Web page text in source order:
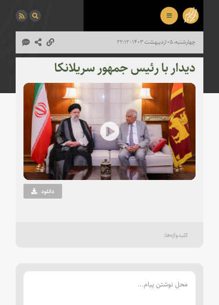
چهارشنبه، ۰۵ اردیبهشت ۱۴۰۳ - ۲۲:۱۲
دیدار با رئیس جمهور سریلانکا
Play
Video دانلود